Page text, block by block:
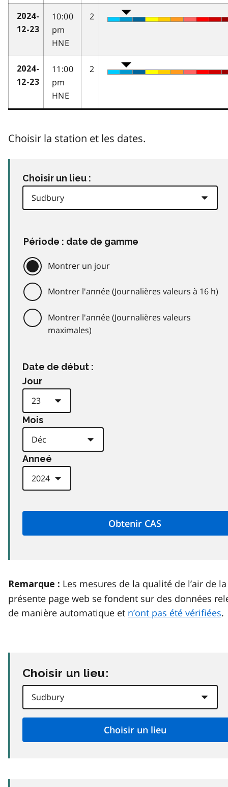
2024-
12-23
10:00
pm
HNE
2
2024-
12-23
11:00
pm
HNE
2
Choisir la station et les dates.
Choisir un lieu :
Période : date de gamme
Montrer un jour
Montrer l'année (Journalières valeurs à 16 h)
Montrer l'année (Journalières valeurs
maximales)
Date de début :
Jour
Mois
Anneé
Remarque : Les mesures de la qualité de l’air de la
présente page web se fondent sur des données
de manière automatique et n’ont pas été vérifiées.
Choisir un lieu: